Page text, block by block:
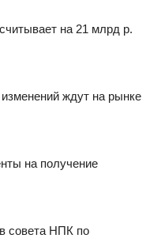
на 21 млрд р.
ждут на рынке
на получение
совета НПК по